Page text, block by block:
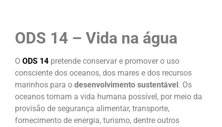
ODS 14 – Vida na água
O ODS 14 pretende conservar e promover o uso
consciente dos oceanos, dos mares e dos recursos
marinhos para o desenvolvimento sustentável. Os
oceanos tornam a vida humana possível, por meio da
provisão de segurança alimentar, transporte,
fornecimento de energia, turismo, dentre outros